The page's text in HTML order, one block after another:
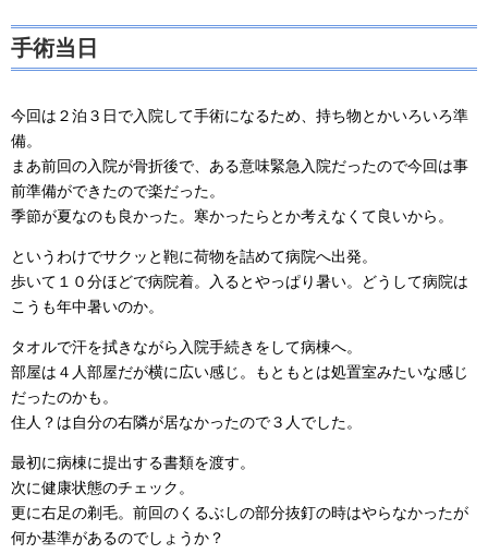
手術当日
今回は２泊３日で入院して手術になるため、持ち物とかいろいろ準
備。
まあ前回の入院が骨折後で、ある意味緊急入院だったので今回は事
前準備ができたので楽だった。
季節が夏なのも良かった。寒かったらとか考えなくて良いから。
というわけでサクッと鞄に荷物を詰めて病院へ出発。
歩いて１０分ほどで病院着。入るとやっぱり暑い。どうして病院は
こうも年中暑いのか。
タオルで汗を拭きながら入院手続きをして病棟へ。
部屋は４人部屋だが横に広い感じ。もともとは処置室みたいな感じ
だったのかも。
住人？は自分の右隣が居なかったので３人でした。
最初に病棟に提出する書類を渡す。
次に健康状態のチェック。
更に右足の剃毛。前回のくるぶしの部分抜釘の時はやらなかったが
何か基準があるのでしょうか？